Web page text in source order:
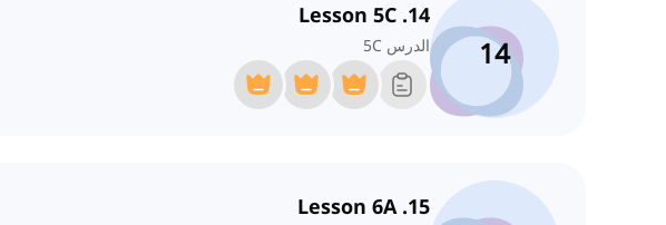
14
14. Lesson 5C
الدرس 5C
15. Lesson 6A